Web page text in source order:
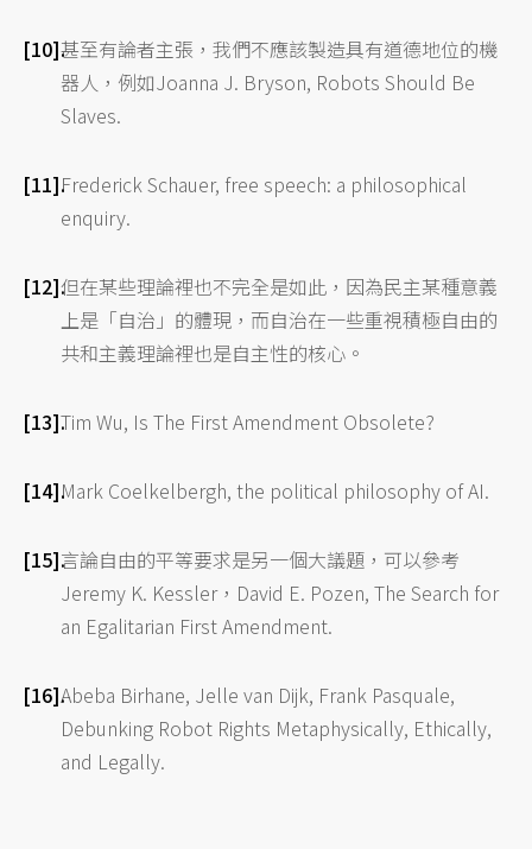
甚至有論者主張，我們不應該製造具有道德地位的機
器人，例如Joanna J. Bryson, Robots Should Be
Slaves.
Frederick Schauer, free speech: a philosophical
enquiry.
但在某些理論裡也不完全是如此，因為民主某種意義
上是「自治」的體現，而自治在一些重視積極自由的
共和主義理論裡也是自主性的核心。
Tim Wu, Is The First Amendment Obsolete?
Mark Coelkelbergh, the political philosophy of AI.
言論自由的平等要求是另一個大議題，可以參考
Jeremy K. Kessler，David E. Pozen, The Search for
an Egalitarian First Amendment.
Abeba Birhane, Jelle van Dijk, Frank Pasquale,
Debunking Robot Rights Metaphysically, Ethically,
and Legally.